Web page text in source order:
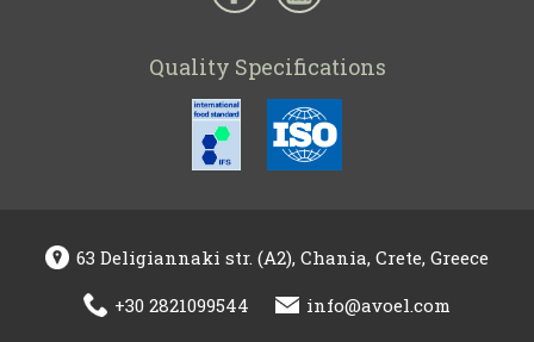
Quality Specifications
63 Deligiannaki str. (A2), Chania, Crete, Greece
+30 2821099544
info@avoel.com